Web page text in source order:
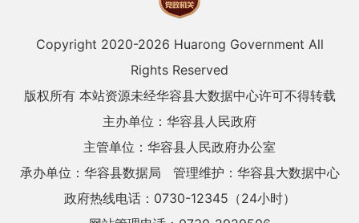
Copyright 2020-2026 Huarong Government All
Rights Reserved
版权所有 本站资源未经华容县大数据中心许可不得转载
主办单位：华容县人民政府
主管单位：华容县人民政府办公室
承办单位：华容县数据局
管理维护：华容县大数据中心
政府热线电话：0730-12345（24小时）